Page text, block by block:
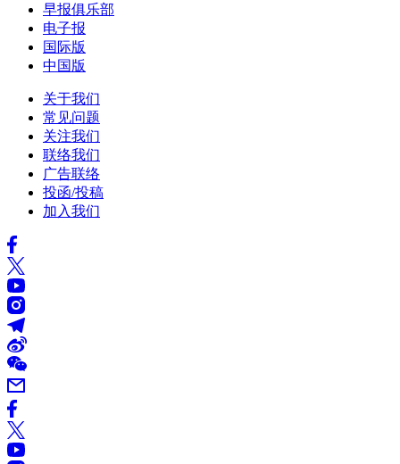
早报俱乐部
电子报
国际版
中国版
关于我们
常见问题
关注我们
联络我们
广告联络
投函/投稿
加入我们